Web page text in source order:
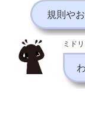
規則や
ミド